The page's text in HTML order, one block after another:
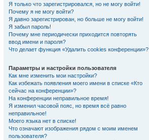
Я только что зарегистрировался, но не могу войти!
Почему я не могу войти?
Я давно зарегистрирован, но больше не могу войти!
Я забыл пароль!
Почему мне периодически приходится повторять
ввод имени и пароля?
Что делает функция «Удалить cookies конференции»?
Параметры и настройки пользователя
Как мне изменить мои настройки?
Как избежать появления моего имени в списке «Кто
сейчас на конференции»?
На конференции неправильное время!
Я изменил часовой пояс, но время всё равно
неправильное!
Моего языка нет в списке!
Что означают изображения рядом с моим именем
пользователя?